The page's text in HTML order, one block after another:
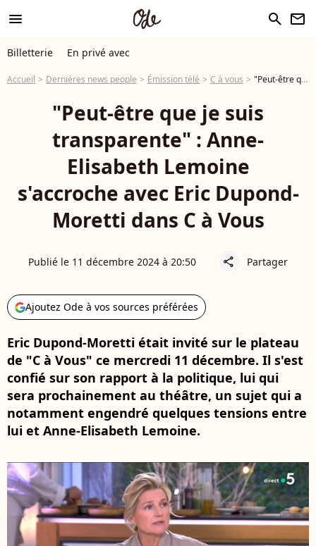
menu search newsletter
Billetterie En privé avec
Accueil Dernières news people Émission télé C à vous "Peut-être que je suis transparente" : Anne-Elisabeth Lemoine s'accroche avec Eric Dupond-Moretti dans C à Vous
"Peut-être que je suis
transparente" : Anne-
Elisabeth Lemoine
s'accroche avec Eric Dupond-
Moretti dans C à Vous
Publié le 11 décembre 2024 à 20:50 share Partager
Ajoutez Ode à vos sources préférées
Eric Dupond-Moretti était invité sur le plateau
de "C à Vous" ce mercredi 11 décembre. Il s'est
confié sur son rapport à la politique, lui qui
sera prochainement au théâtre, un sujet qui a
notamment engendré quelques tensions entre
lui et Anne-Elisabeth Lemoine.